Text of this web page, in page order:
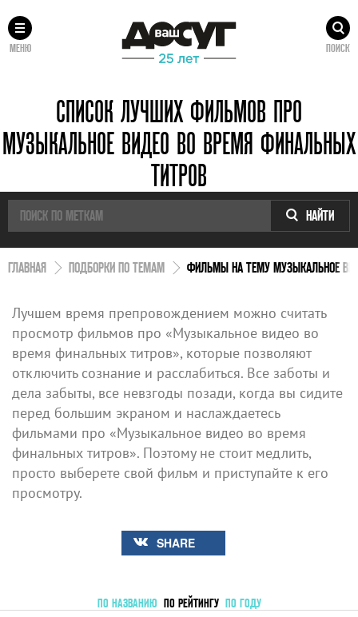
МЕНЮ ПОИСК
СПИСОК ЛУЧШИХ ФИЛЬМОВ ПРО
МУЗЫКАЛЬНОЕ ВИДЕО ВО ВРЕМЯ ФИНАЛЬНЫХ
ТИТРОВ
НАЙТИ
ГЛАВНАЯ ПОДБОРКИ ПО ТЕМАМ ФИЛЬМЫ НА ТЕМУ МУЗЫКАЛЬНОЕ
Лучшем время препровождением можно считать
просмотр фильмов про «Музыкальное видео во
время финальных титров», которые позволяют
отключить сознание и расслабиться. Все заботы и
дела забыты, все невзгоды позади, когда вы сидите
перед большим экраном и наслаждаетесь
фильмами про «Музыкальное видео во время
финальных титров». Поэтому не стоит медлить,
просто выберете свой фильм и приступайте к его
просмотру.
SHARE
ПО НАЗВАНИЮ ПО РЕЙТИНГУ ПО ГОДУ